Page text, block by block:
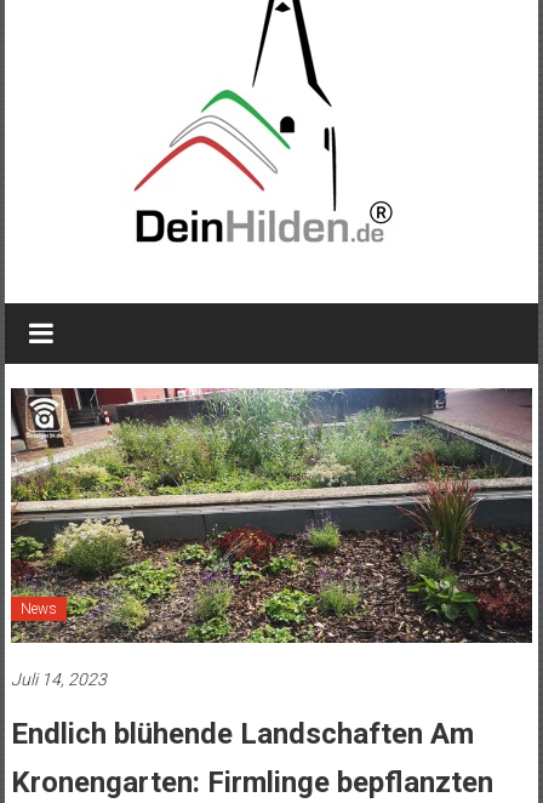
News
Juli 14, 2023
Endlich blühende Landschaften Am
Kronengarten: Firmlinge bepflanzten